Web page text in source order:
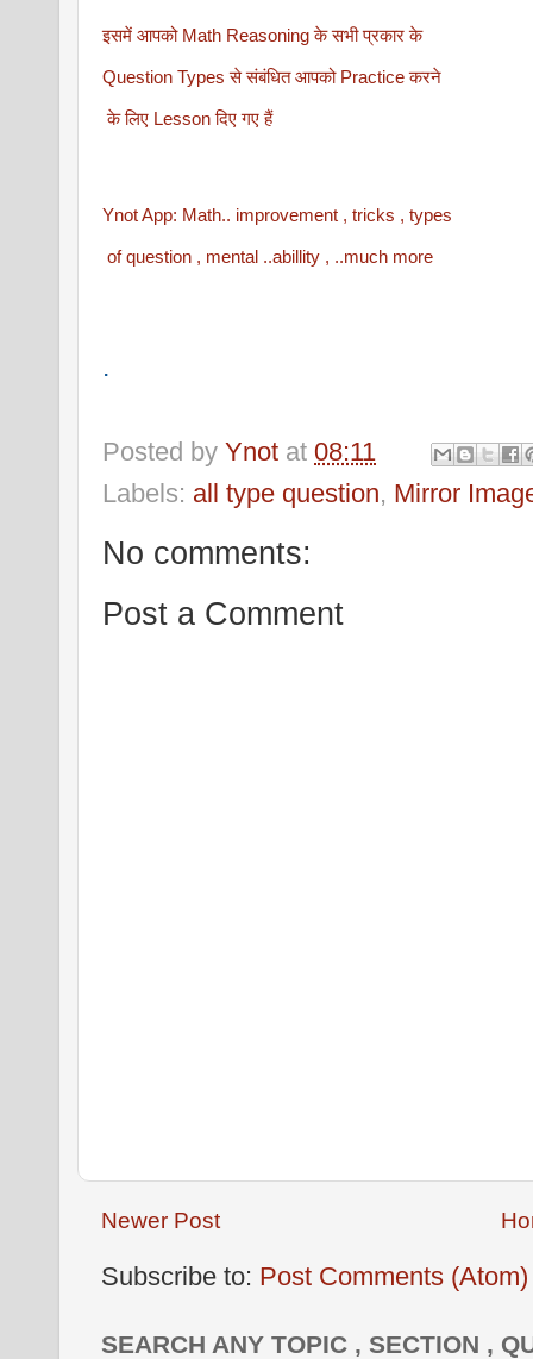
इसमें आपको Math Reasoning के सभी प्रकार के
Question Types से संबंधित आपको Practice करने
के लिए Lesson दिए गए हैं
Ynot App: Math.. improvement , tricks , types
of question , mental ..abillity , ..much more
.
Posted by Ynot at 08:11
Labels: all type question, Mirror
No comments:
Post a Comment
Newer Post
Subscribe to: Post Comments (Atom)
SEARCH ANY TOPIC , SECTION ,